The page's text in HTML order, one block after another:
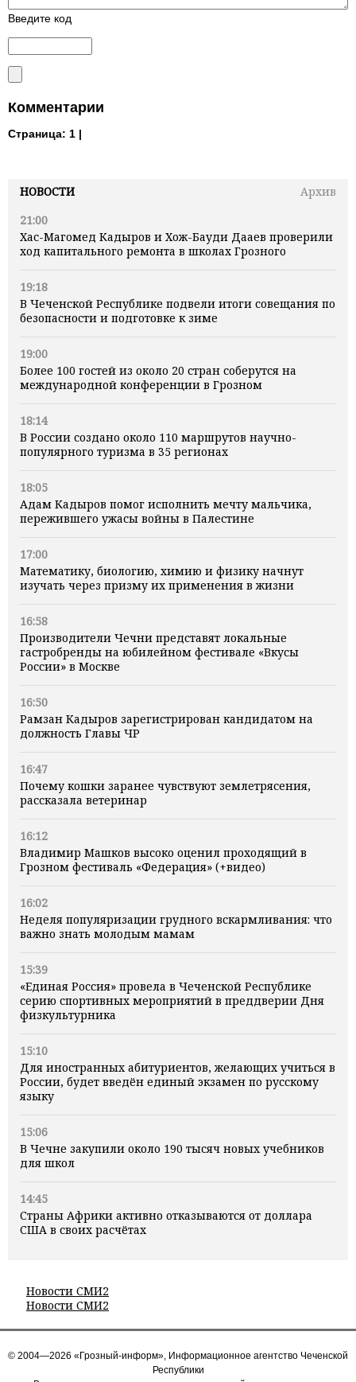
НОВОСТИ
Архив
21:00
Хас-Магомед Кадыров и Хож-Бауди Дааев проверили
ход капитального ремонта в школах Грозного
19:18
В Чеченской Республике подвели итоги совещания по
безопасности и подготовке к зиме
19:00
Более 100 гостей из около 20 стран соберутся на
международной конференции в Грозном
18:14
В России создано около 110 маршрутов научно-
популярного туризма в 35 регионах
18:05
Адам Кадыров помог исполнить мечту мальчика,
пережившего ужасы войны в Палестине
17:00
Математику, биологию, химию и физику начнут
изучать через призму их применения в жизни
16:58
Производители Чечни представят локальные
гастробренды на юбилейном фестивале «Вкусы
России» в Москве
16:50
Рамзан Кадыров зарегистрирован кандидатом на
должность Главы ЧР
16:47
Почему кошки заранее чувствуют землетрясения,
рассказала ветеринар
16:12
Владимир Машков высоко оценил проходящий в
Грозном фестиваль «Федерация» (+видео)
16:02
Неделя популяризации грудного вскармливания: что
важно знать молодым мамам
15:39
«Единая Россия» провела в Чеченской Республике
серию спортивных мероприятий в преддверии Дня
физкультурника
15:10
Для иностранных абитуриентов, желающих учиться в
России, будет введён единый экзамен по русскому
языку
15:06
В Чечне закупили около 190 тысяч новых учебников
для школ
14:45
Страны Африки активно отказываются от доллара
США в своих расчётах
Новости СМИ2
Новости СМИ2
Введите код
Комментарии
Страница: 1 |
© 2004—2026 «Грозный-информ», Информационное агентство Чеченской
Республики